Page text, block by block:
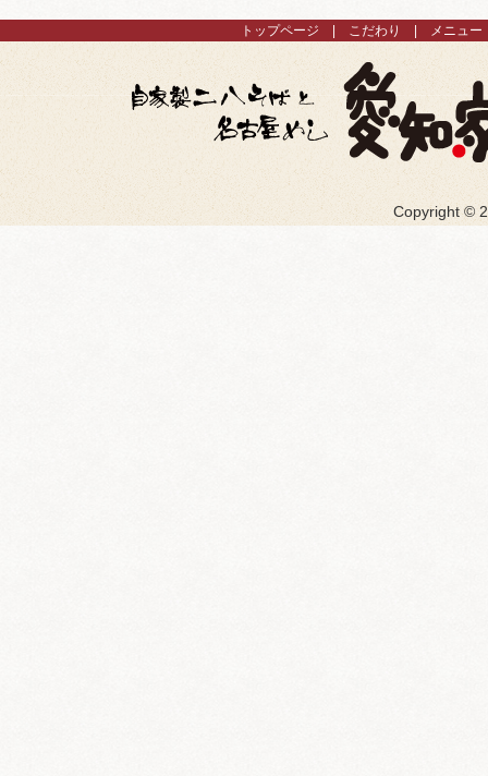
トップページ こだわり メニュー
Copyright ©